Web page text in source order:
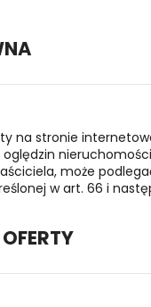
na stronie
może
w art. 66 i